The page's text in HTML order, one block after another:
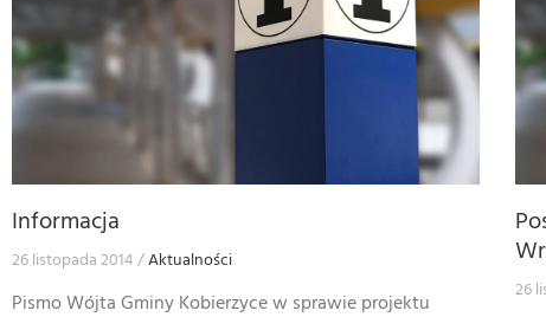
Informacja
26 listopada 2014 Aktualności
Pismo Wójta Gminy Kobierzyce w sprawie projektu
26